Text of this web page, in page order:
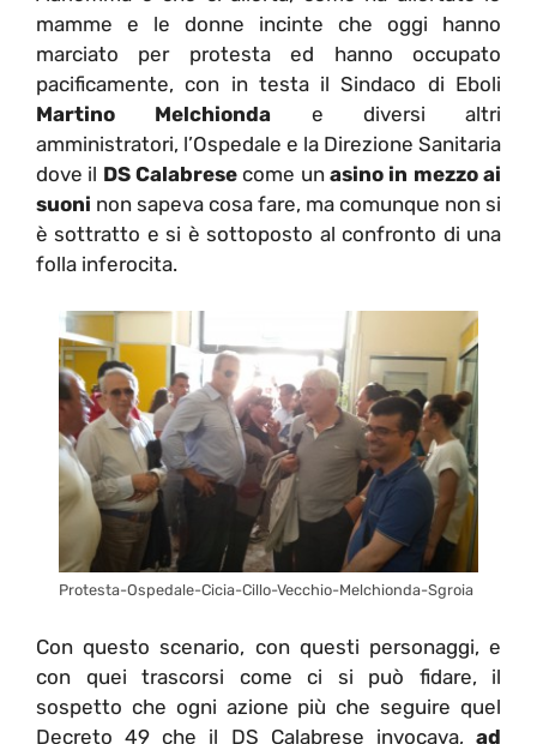
mamme e le donne incinte che oggi hanno
marciato per protesta ed hanno occupato
pacificamente, con in testa il Sindaco di Eboli
Martino Melchionda e diversi altri
amministratori, l’Ospedale e la Direzione Sanitaria
dove il DS Calabrese come unasino in mezzo ai
suoni non sapeva cosa fare, ma comunque non si
è sottratto e si è sottoposto al confronto di una
folla inferocita.
Protesta-Ospedale-Cicia-Cillo-Vecchio-Melchionda-Sgroia
Con questo scenario, con questi personaggi, e
con quei trascorsi come ci si può fidare, il
sospetto che ogni azione più che seguire quel
Decreto 49 che il DS Calabrese invocava, ad